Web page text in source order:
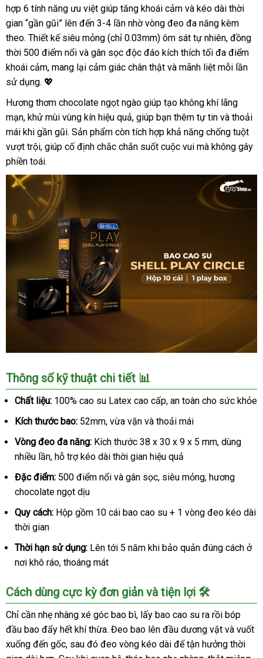
hợp 6 tính năng ưu việt giúp tăng khoái cảm và kéo dài thời
gian “gần gũi” lên đến 3-4 lần nhờ vòng đeo đa năng kèm
theo. Thiết kế siêu mỏng (chỉ 0.03mm) ôm sát tự nhiên, đồng
thời 500 điểm nổi và gân sọc độc đáo kích thích tối đa điểm
khoái cảm, mang lại cảm giác chân thật và mãnh liệt mỗi lần
sử dụng. 💖
Hương thơm chocolate ngọt ngào giúp tạo không khí lãng
mạn, khử mùi vùng kín hiệu quả, giúp bạn thêm tự tin và thoải
mái khi gần gũi. Sản phẩm còn tích hợp khả năng chống tuột
vượt trội, giúp cố định chắc chắn suốt cuộc vui mà không gây
phiền toái.
Bao
cao
su
Play
Circle
kéo
dài
hạnh
phúc
10
cái
tính
năng
Thông số kỹ thuật chi tiết 📊
Chất liệu: 100% cao su Latex cao cấp, an toàn cho sức khỏe
Kích thước bao: 52mm, vừa vặn và thoải mái
Vòng đeo đa năng: Kích thước 38 x 30 x 9 x 5 mm, dùng
nhiều lần, hỗ trợ kéo dài thời gian hiệu quả
Đặc điểm: 500 điểm nổi và gân sọc, siêu mỏng, hương
chocolate ngọt dịu
Quy cách: Hộp gồm 10 cái bao cao su + 1 vòng đeo kéo dài
thời gian
Thời hạn sử dụng: Lên tới 5 năm khi bảo quản đúng cách ở
nơi khô ráo, thoáng mát
Cách dùng cực kỳ đơn giản và tiện lợi 🛠️
Chỉ cần nhẹ nhàng xé góc bao bì, lấy bao cao su ra rồi bóp
đầu bao đẩy hết khí thừa. Đeo bao lên đầu dương vật và vuốt
xuống đến gốc, sau đó đeo vòng kéo dài để tận hưởng thời